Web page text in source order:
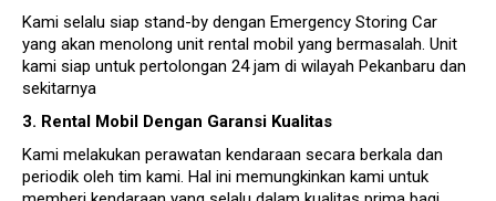
Kami selalu siap stand-by dengan Emergency Storing Car
yang akan menolong unit rental mobil yang bermasalah. Unit
kami siap untuk pertolongan 24 jam di wilayah Pekanbaru dan
sekitarnya
3. Rental Mobil Dengan Garansi Kualitas
Kami melakukan perawatan kendaraan secara berkala dan
periodik oleh tim kami. Hal ini memungkinkan kami untuk